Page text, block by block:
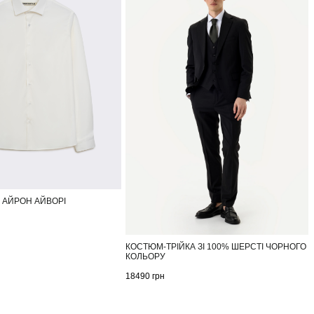
АЙВОРІ
КОСТЮМ-ТРІЙКА ЗІ 100% ШЕРСТІ ЧОРНОГО
КОЛЬОРУ
18490грн